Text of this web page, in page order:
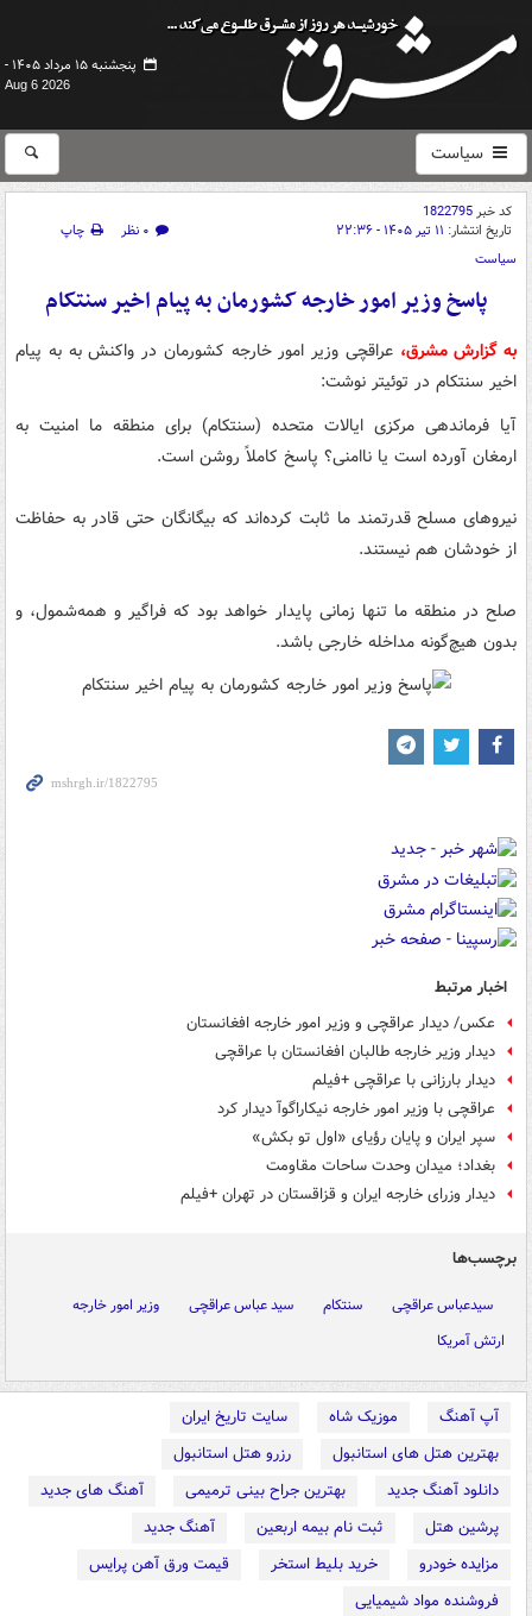
پنجشنبه ۱۵ مرداد ۱۴۰۵ -
Aug 6 2026
سیاست
کد خبر1822795
تاریخ انتشار: ۱۱ تیر ۱۴۰۵ - ۲۲:۳۶ ۰ نظر
چاپ
سیاست
پاسخ وزیر امور خارجه کشورمان به پیام اخیر سنتکام
به گزارش مشرق، عراقچی وزیر امور خارجه کشورمان در واکنش به به پیام
اخیر سنتکام در توئیتر نوشت:
آیا فرماندهی مرکزی ایالات متحده (سنتکام) برای منطقه ما امنیت به
ارمغان آورده است یا ناامنی؟ پاسخ کاملاً روشن است.
نیروهای مسلح قدرتمند ما ثابت کرده‌اند که بیگانگان حتی قادر به حفاظت
از خودشان هم نیستند.
صلح در منطقه ما تنها زمانی پایدار خواهد بود که فراگیر و همه‌شمول، و
بدون هیچ‌گونه مداخله خارجی باشد.
اخبار مرتبط
عکس/ دیدار عراقچی و وزیر امور خارجه افغانستان
دیدار وزیر خارجه طالبان افغانستان با عراقچی
دیدار بارزانی با عراقچی +فیلم
عراقچی با وزیر امور خارجه نیکاراگوآ دیدار کرد
سپر ایران و پایان رؤیای «اول تو بکش»
بغداد؛ میدان وحدت ساحات مقاومت
دیدار وزرای خارجه ایران و قزاقستان در تهران +فیلم
برچسب‌ها
سیدعباس عراقچی سنتکام سید عباس عراقچی
وزیر امور خارجه
ارتش آمریکا
آپ آهنگ موزیک شاه
سایت تاریخ ایران
بهترین هتل های استانبول
رزرو هتل استانبول
دانلود آهنگ جدید
بهترین جراح بینی ترمیمی
آهنگ های جدید
پرشین هتل
ثبت نام بیمه اربعین
آهنگ جدید
مزایده خودرو
خرید بلیط استخر
قیمت ورق آهن پرایس
فروشنده مواد شیمیایی